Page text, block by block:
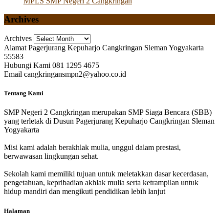
Archives
Archives
Alamat Pagerjurang Kepuharjo Cangkringan Sleman Yogyakarta
55583
Hubungi Kami 081 1295 4675
Email cangkringansmpn2@yahoo.co.id
Tentang Kami
SMP Negeri 2 Cangkringan merupakan SMP Siaga Bencara (SBB)
yang terletak di Dusun Pagerjurang Kepuharjo Cangkringan Sleman
Yogyakarta
Misi kami adalah berakhlak mulia, unggul dalam prestasi,
berwawasan lingkungan sehat.
Sekolah kami memiliki tujuan untuk meletakkan dasar kecerdasan,
pengetahuan, kepribadian akhlak mulia serta ketrampilan untuk
hidup mandiri dan mengikuti pendidikan lebih lanjut
Halaman